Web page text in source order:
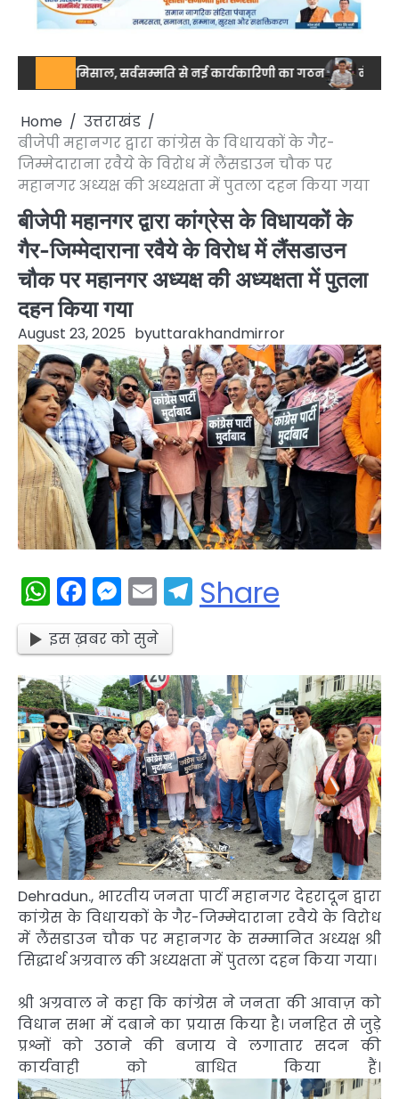
सर्वसम्मति से नई कार्यकारिणी का गठन नेशनल स्तर पर ड्रग
Home
उत्तराखंड
बीजेपी महानगर द्वारा कांग्रेस के विधायकों के गैर-
जिम्मेदाराना रवैये के विरोध में लैंसडाउन चौक पर
महानगर अध्यक्ष की अध्यक्षता में पुतला दहन किया गया
बीजेपी महानगर द्वारा कांग्रेस के विधायकों के
गैर-जिम्मेदाराना रवैये के विरोध में लैंसडाउन
चौक पर महानगर अध्यक्ष की अध्यक्षता में पुतला
दहन किया गया
August 23, 2025 byuttarakhandmirror
WhatsApp
Facebook
Messenger
EmailTelegram
Share
इस ख़बर को सुने
Dehradun., भारतीय जनता पार्टी महानगर देहरादून द्वारा
कांग्रेस के विधायकों के गैर-जिम्मेदाराना रवैये के विरोध
में लैंसडाउन चौक पर महानगर के सम्मानित अध्यक्ष श्री
सिद्धार्थ अग्रवाल की अध्यक्षता में पुतला दहन किया गया।
श्री अग्रवाल ने कहा कि कांग्रेस ने जनता की आवाज़ को
विधान सभा में दबाने का प्रयास किया है। जनहित से जुड़े
प्रश्नों को उठाने की बजाय वे लगातार सदन की
कार्यवाही को बाधित किया हैं।